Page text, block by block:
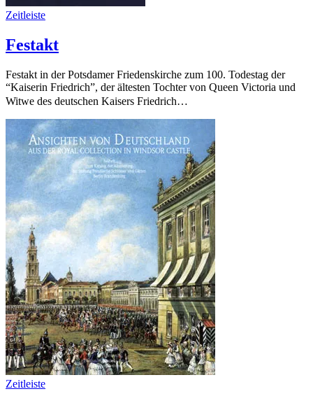
Zeitleiste
Festakt
Festakt in der Potsdamer Friedenskirche zum 100. Todestag der
“Kaiserin Friedrich”, der ältesten Tochter von Queen Victoria und
Witwe des deutschen Kaisers Friedrich…
Zeitleiste